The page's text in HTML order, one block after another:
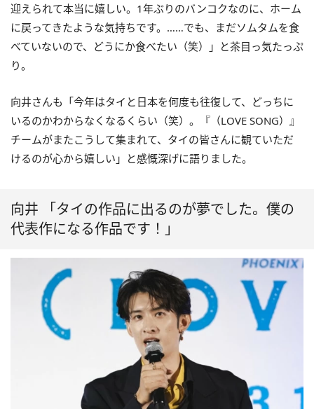
迎えられて本当に嬉しい。1年ぶりのバンコクなのに、ホーム
に戻ってきたような気持ちです。……でも、まだソムタムを食
べていないので、どうにか食べたい（笑）」と茶目っ気たっぷ
り。
向井さんも「今年はタイと日本を何度も往復して、どっちに
いるのかわからなくなるくらい（笑）。『（LOVE SONG）』
チームがまたこうして集まれて、タイの皆さんに観ていただ
けるのが心から嬉しい」と感慨深げに語りました。
向井 「タイの作品に出るのが夢でした。僕の
代表作になる作品です！」